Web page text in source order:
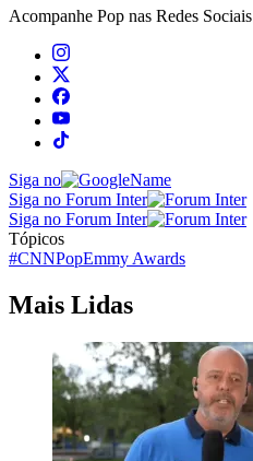
Acompanhe Pop nas Redes Sociais
Siga no
Siga no Forum Inter
Siga no Forum Inter
Tópicos
#CNNPopEmmy Awards
Mais Lidas